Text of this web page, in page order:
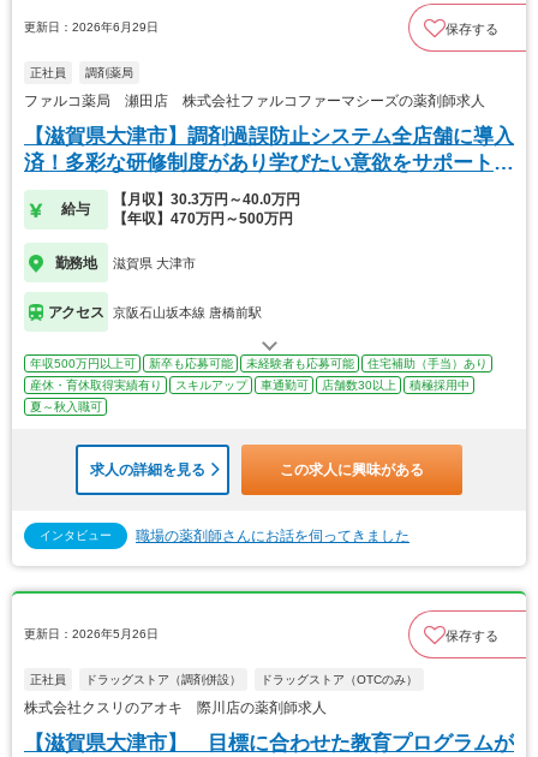
更新日：2026年6月29日 保存する
正社員 調剤薬局
ファルコ薬局 瀬田店 株式会社ファルコファーマシーズの薬剤師求人
【滋賀県大津市】調剤過誤防止システム全店舗に導入
済！多彩な研修制度があり学びたい意欲をサポートし
ます
給与
【月収】30.3万円～40.0万円
【年収】470万円～500万円
勤務地 滋賀県 大津市
アクセス 京阪石山坂本線 唐橋前駅
年収500万円以上可 新卒も応募可能 未経験者も応募可能
住宅補助（手当）あり
産休・育休取得実績有り
スキルアップ 車通勤可 店舗数30以上
積極採用中
夏～秋入職可
求人の詳細を見る この求人に興味がある
インタビュー 職場の薬剤師さんにお話を伺ってきました
更新日：2026年5月26日 保存する
正社員 ドラッグストア（調剤併設） ドラッグストア（OTCのみ）
株式会社クスリのアオキ 際川店の薬剤師求人
【滋賀県大津市】 目標に合わせた教育プログラムが